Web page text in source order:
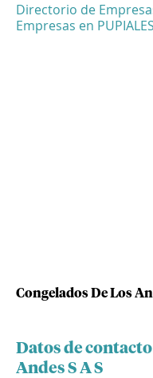
Directorio de
Empresas en PUPIALES
Congelados De Los
Datos de
Andes S A S